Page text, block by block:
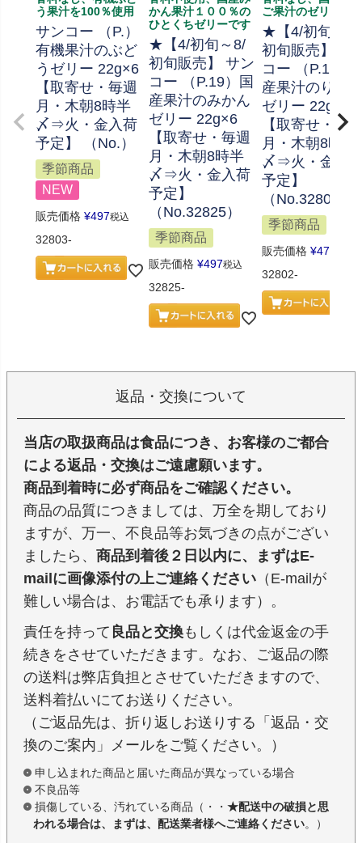
う果汁を100％使用
サンコー （P.）
有機果汁のぶど
うゼリー 22g×6
【取寄せ・毎週
月・木朝8時半
〆⇒火・金入荷
予定】 （No.）
季節商品
NEW
販売価格 ¥497税込
32803-
かん果汁１００％の
ひとくちゼリーです
★【4/初旬～8/
初旬販売】 サン
コー （P.19）国
産果汁のみかん
ゼリー 22g×6
【取寄せ・毎週
月・木朝8時半
〆⇒火・金入荷
予定】
（No.32825）
季節商品
販売価格 ¥497税込
32825-
ご果汁のゼリー
★【4/初旬～8/
初旬販売】 サ
コー （P.19）
産果汁のりん
ゼリー 22g×6
【取寄せ・毎
月・木朝8時半
〆⇒火・金入
予定】
（No.32802）
季節商品
販売価格 ¥475
32802-
返品・交換について
当店の取扱商品は食品につき、お客様のご都合
による返品・交換はご遠慮願います。
商品到着時に必ず商品をご確認ください。
商品の品質につきましては、万全を期しており
ますが、万一、不良品等お気づきの点がござい
ましたら、 商品到着後２日以内に、まずはE-
mailに画像添付の上ご連絡ください （E-mailが
難しい場合は、お電話でも承ります）。
責任を持って 良品と交換もしくは代金返金の手
続きをさせていただきます。なお、ご返品の際
の送料は弊店負担とさせていただきますので、
送料着払いにてお送りください。
（ご返品先は、折り返しお送りする「返品・交
換のご案内」メールをご覧ください。）
申し込まれた商品と届いた商品が異なっている場合
不良品等
損傷している、汚れている商品（・・ ★配送中の破損と思
われる場合は、まずは、配送業者様へご連絡ください。）